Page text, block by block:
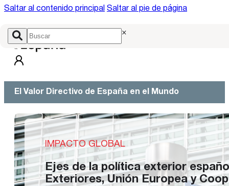
Saltar al contenido principal Saltar al pie de página
×
El Valor Directivo de España en el Mundo
IMPACTO GLOBAL
Ejes de la política exterior
Exteriores, Unión Europea y